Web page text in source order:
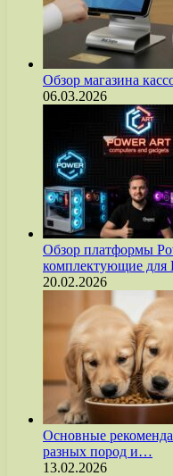
Обзор магазина
06.03.2026
Обзор платформы
комплектующие
20.02.2026
Основные
разных пород и…
13.02.2026